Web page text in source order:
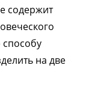
содержит
на две